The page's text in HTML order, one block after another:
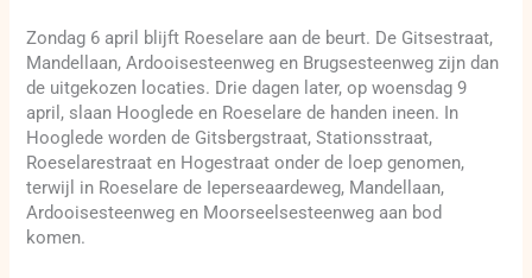
Zondag 6 april blijft Roeselare aan de beurt. De Gitsestraat,
Mandellaan, Ardooisesteenweg en Brugsesteenweg zijn dan
de uitgekozen locaties. Drie dagen later, op woensdag 9
april, slaan Hooglede en Roeselare de handen ineen. In
Hooglede worden de Gitsbergstraat, Stationsstraat,
Roeselarestraat en Hogestraat onder de loep genomen,
terwijl in Roeselare de Ieperseaardeweg, Mandellaan,
Ardooisesteenweg en Moorseelsesteenweg aan bod
komen.